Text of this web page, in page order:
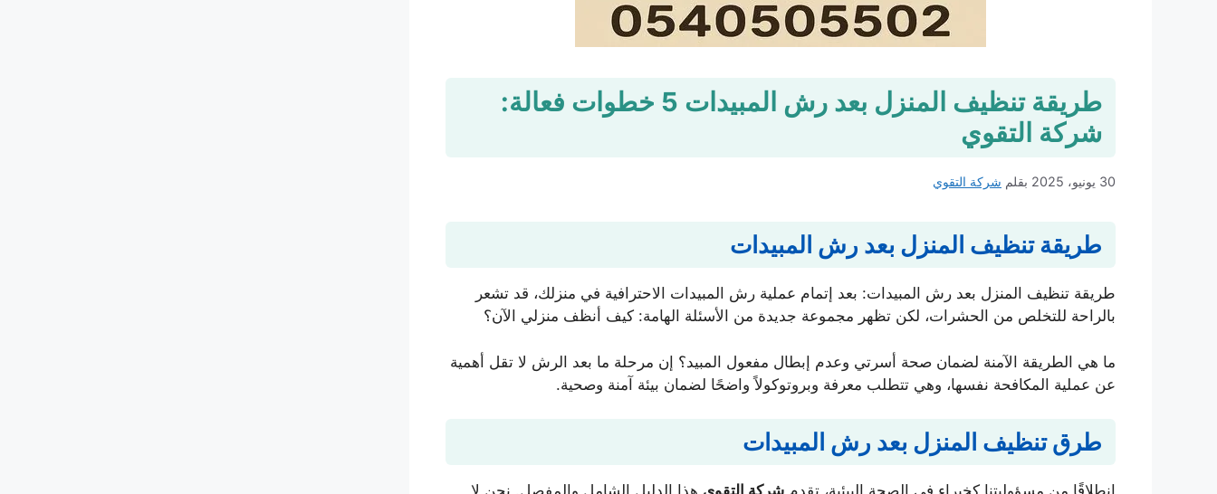
طريقة تنظيف المنزل بعد رش المبيدات 5 خطوات فعالة:
شركة التقوي
30 يونيو، 2025 بقلم شركة التقوي
طريقة تنظيف المنزل بعد رش المبيدات
طريقة تنظيف المنزل بعد رش المبيدات: بعد إتمام عملية رش المبيدات الاحترافية في منزلك، قد تشعر
بالراحة للتخلص من الحشرات، لكن تظهر مجموعة جديدة من الأسئلة الهامة: كيف أنظف منزلي الآن؟
ما هي الطريقة الآمنة لضمان صحة أسرتي وعدم إبطال مفعول المبيد؟ إن مرحلة ما بعد الرش لا تقل أهمية
عن عملية المكافحة نفسها، وهي تتطلب معرفة وبروتوكولاً واضحًا لضمان بيئة آمنة وصحية.
طرق تنظيف المنزل بعد رش المبيدات
انطلاقًا من مسؤوليتنا كخبراء في الصحة البيئية، تقدم شركة التقوى هذا الدليل الشامل والمفصل. نحن لا